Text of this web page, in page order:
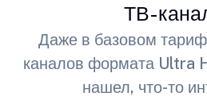
ТВ-
Даже в базовом
каналов формата Ultra
нашел, что-то